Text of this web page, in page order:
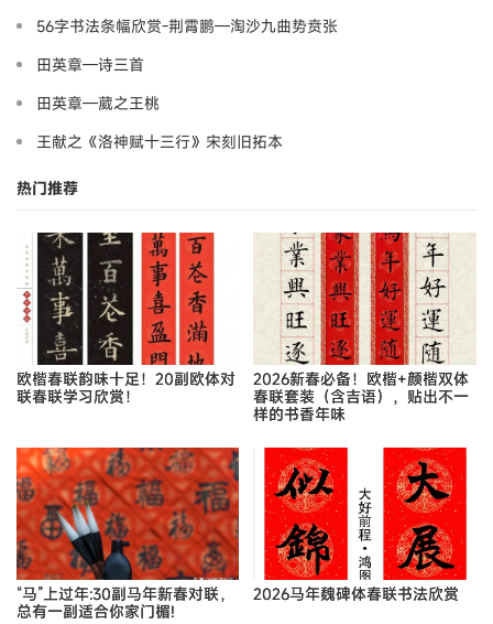
56字书法条幅欣赏-荆霄鹏—淘沙九曲势贲张
田英章—诗三首
田英章—葳之王桃
王献之《洛神赋十三行》宋刻旧拓本
热门推荐
欧楷春联韵味十足！20副欧体对
联春联学习欣赏！
2026新春必备！欧楷+颜楷双体
春联套装（含吉语），贴出不一
样的书香年味
“马”上过年:30副马年新春对联，
总有一副适合你家门楣!
2026马年魏碑体春联书法欣赏